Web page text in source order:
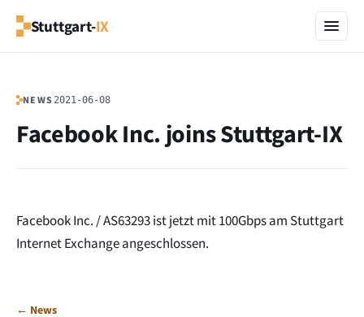
Stuttgart-IX
NEWS 2021-06-08
Facebook Inc. joins Stuttgart-IX
Facebook Inc. / AS63293 ist jetzt mit 100Gbps am Stuttgart
Internet Exchange angeschlossen.
← News